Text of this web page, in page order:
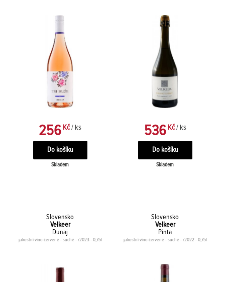
256 Kč / ks
Skladem
536 Kč / ks
Skladem
Slovensko
Velkeer
Dunaj
jakostní víno červené - suché - r2023 - 0,75l
Slovensko
Velkeer
Pinta
jakostní víno červené - suché - r2022 - 0,75l